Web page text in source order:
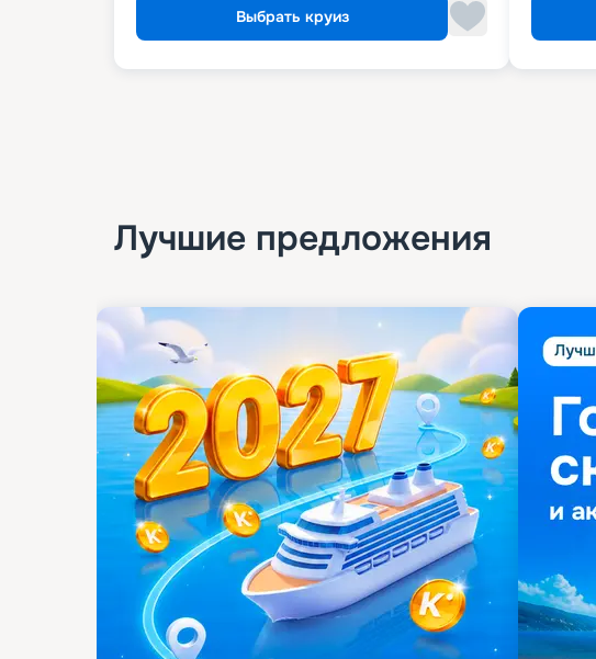
Выбрать круиз
Лучшие предложения